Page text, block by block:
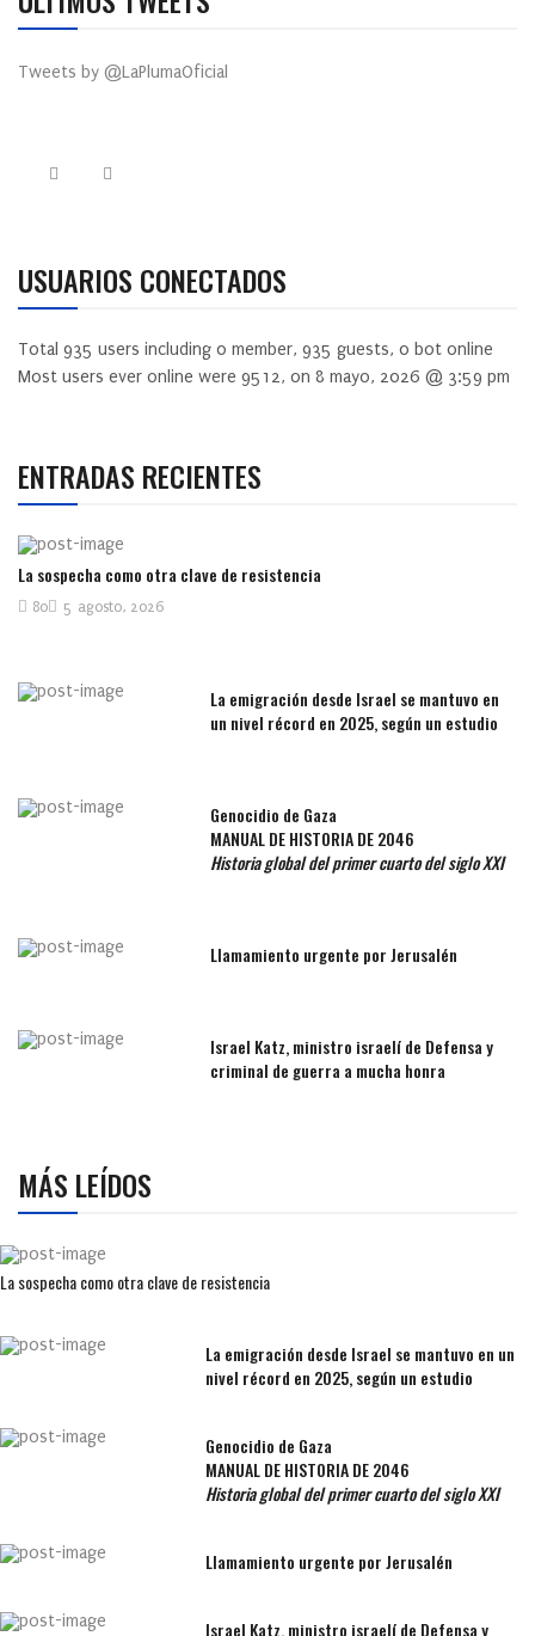
Tweets by @LaPlumaOficial
USUARIOS CONECTADOS
Total 935 users including 0 member, 935 guests, 0 bot online
Most users ever online were 9512, on 8 mayo, 2026 @ 3:59 pm
ENTRADAS RECIENTES
La sospecha como otra clave de resistencia
5 agosto, 2026
80
La emigración desde Israel se mantuvo en
un nivel récord en 2025, según un estudio
Genocidio de Gaza
MANUAL DE HISTORIA DE 2046
Historia global del primer cuarto del siglo XXI
Llamamiento urgente por Jerusalén
Israel Katz, ministro israelí de Defensa y
criminal de guerra a mucha honra
MÁS LEÍDOS
La sospecha como otra clave de resistencia
La emigración desde Israel se mantuvo en un
nivel récord en 2025, según un estudio
Genocidio de Gaza
MANUAL DE HISTORIA DE 2046
Historia global del primer cuarto del siglo XXI
Llamamiento urgente por Jerusalén
Israel Katz, ministro israelí de Defensa y